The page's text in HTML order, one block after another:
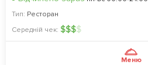
Тип: Ресторан
Середній чек: $$$$
Меню